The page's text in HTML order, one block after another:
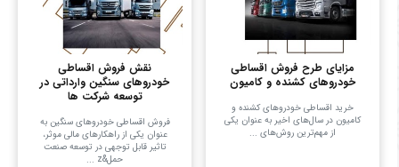
مزایای طرح فروش اقساطی
خودروهای کشنده و کامیون
خرید اقساطی خودروهای کشنده و
کامیون در سال‌های اخیر به عنوان یکی
از مهم‌ترین روش‌های ...
نقش فروش اقساطی
خودروهای سنگین وارداتی در
توسعه شرکت ها
فروش اقساطی خودروهای سنگین به
عنوان یکی از راهکارهای مالی موثر،
تاثیر قابل توجهی در توسعه صنعت
حمل&z ...